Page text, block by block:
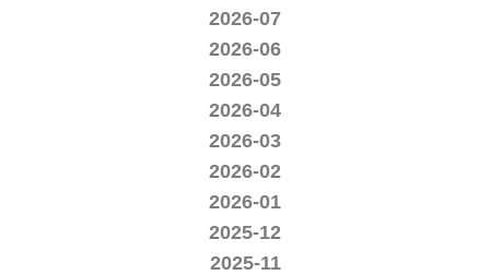
2026-07
2026-06
2026-05
2026-04
2026-03
2026-02
2026-01
2025-12
2025-11